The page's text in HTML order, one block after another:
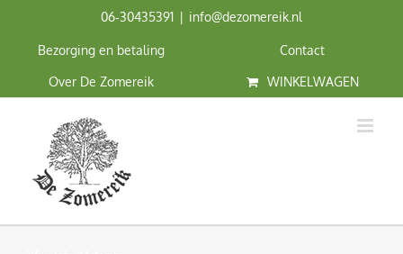
06‑30435391 | info@dezomereik.nl
Bezorging en betaling Contact
Over De Zomereik WINKELWAGEN